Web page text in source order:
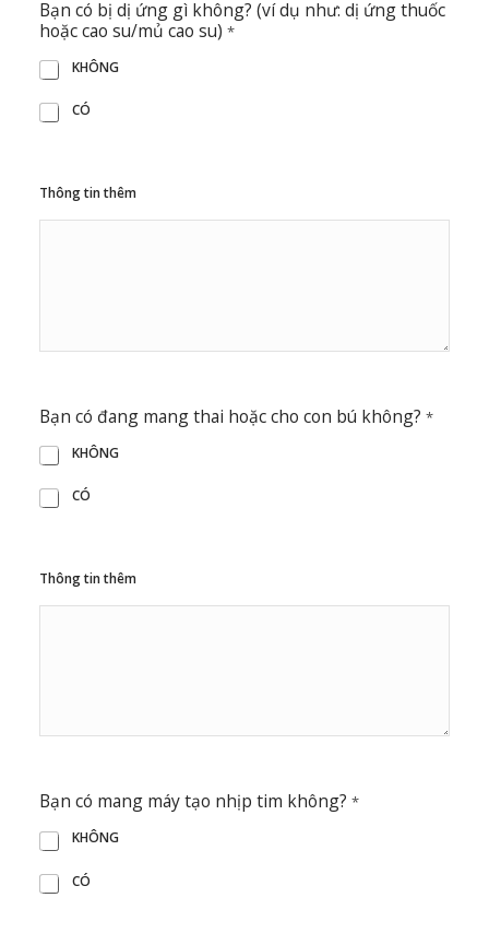
Bạn có bị dị ứng gì không? (ví dụ như: dị ứng thuốc
hoặc cao su/mủ cao su) *
KHÔNG
CÓ
Thông tin thêm
Bạn có đang mang thai hoặc cho con bú không? *
KHÔNG
CÓ
Thông tin thêm
Bạn có mang máy tạo nhịp tim không? *
KHÔNG
CÓ